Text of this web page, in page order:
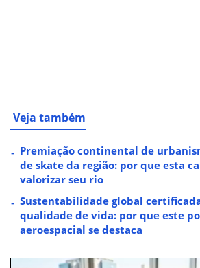
Veja também
Premiação continental de
de skate da região: por que esta
valorizar seu rio
Sustentabilidade global
qualidade de vida: por que este
aeroespacial se destaca